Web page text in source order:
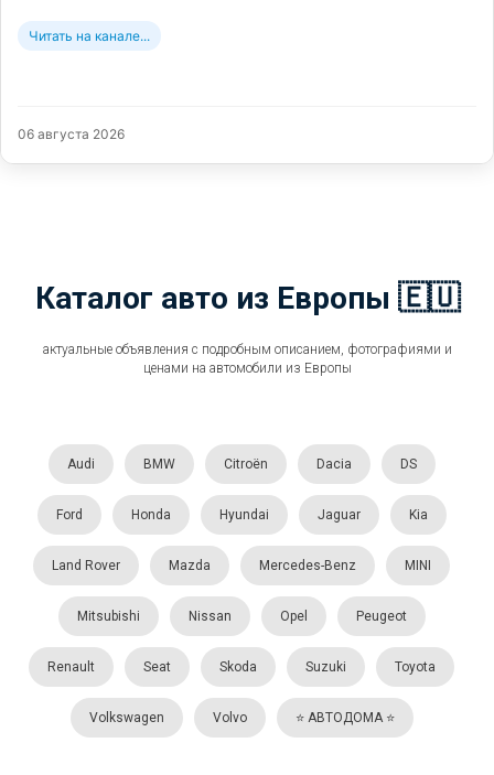
Читать на канале...
06 августа 2026
Каталог авто из Европы 🇪🇺
актуальные объявления с подробным описанием, фотографиями и
ценами на автомобили из Европы
Audi BMW Citroën Dacia DS
Ford Honda Hyundai Jaguar Kia
Land Rover Mazda Mercedes-Benz MINI
Mitsubishi Nissan Opel Peugeot
Renault Seat Skoda Suzuki Toyota
Volkswagen Volvo ⭐️ АВТОДОМА ⭐️